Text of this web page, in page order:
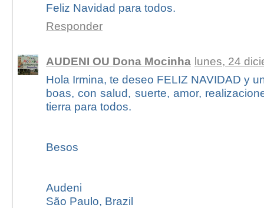
Feliz Navidad para todos.
Responder
AUDENI OU Dona Mocinha lunes, 24
Hola Irmina, te deseo FELIZ NAVIDAD y
boas, con salud, suerte, amor,
tierra para todos.
Besos
Audeni
São Paulo, Brazil